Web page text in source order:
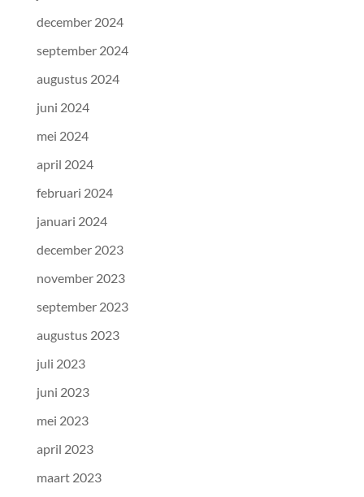
december 2024
september 2024
augustus 2024
juni 2024
mei 2024
april 2024
februari 2024
januari 2024
december 2023
november 2023
september 2023
augustus 2023
juli 2023
juni 2023
mei 2023
april 2023
maart 2023